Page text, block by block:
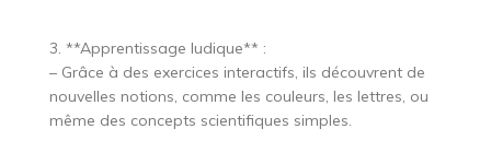
3. **Apprentissage ludique** :
– Grâce à des exercices interactifs, ils découvrent de
nouvelles notions, comme les couleurs, les lettres, ou
même des concepts scientifiques simples.